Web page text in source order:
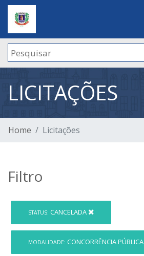
LICITAÇÕES
Home Licitações
Filtro
STATUS: CANCELADA
MODALIDADE: CONCORRÊNCIA PÚBLICA